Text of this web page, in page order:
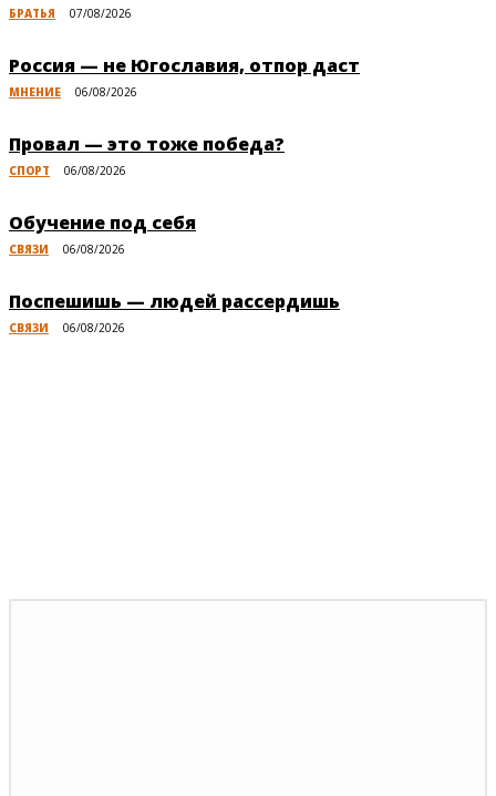
БРАТЬЯ 07/08/2026
Россия — не Югославия, отпор даст
МНЕНИЕ 06/08/2026
Провал — это тоже победа?
СПОРТ 06/08/2026
Обучение под себя
СВЯЗИ 06/08/2026
Поспешишь — людей рассердишь
СВЯЗИ 06/08/2026